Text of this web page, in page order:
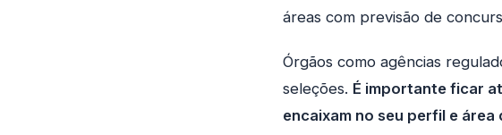
áreas com previsão de
Órgãos como agências
seleções. É importante ficar
encaixam no seu perfil e área